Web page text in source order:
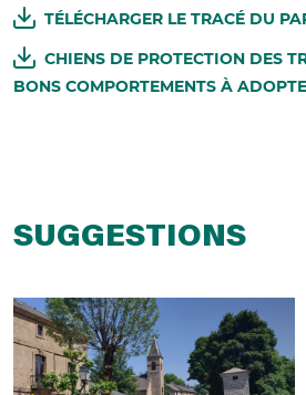
TÉLÉCHARGER LE TRACÉ DU
CHIENS DE PROTECTION DES
BONS COMPORTEMENTS À
SUGGESTIONS